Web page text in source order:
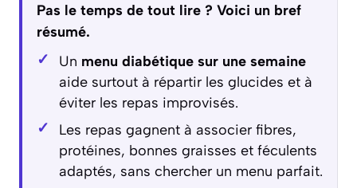
Pas le temps de tout lire ? Voici un bref
résumé.
Un menu diabétique sur une semaine
aide surtout à répartir les glucides et à
éviter les repas improvisés.
Les repas gagnent à associer fibres,
protéines, bonnes graisses et féculents
adaptés, sans chercher un menu parfait.